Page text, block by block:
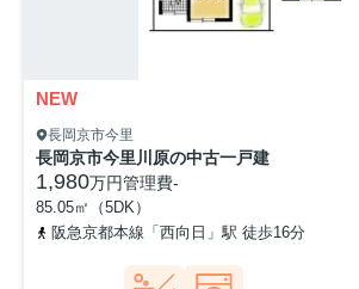
NEW
長岡京市今里
長岡京市今里川原の中古一戸建
1,980万円管理費-
85.05㎡（5DK）
阪急京都本線「西向日」駅 徒歩16分